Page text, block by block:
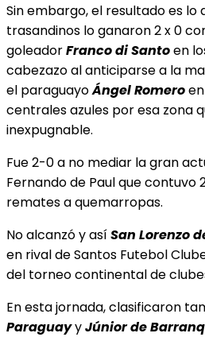
Sin embargo, el resultado es lo
trasandinos lo ganaron 2 x 0
goleadorFranco di Santoen
cabezazo al anticiparse a la
el paraguayoÁngel Romero
centrales azules por esa zona
inexpugnable.
Fue 2-0 a no mediar la gran
Fernando de Paul que contuvo
remates a quemarropas.
No alcanzó y asíSan Lorenzo
en rival de Santos Futebol
del torneo continental de
En esta jornada, clasificaron
ParaguayyJúnior de